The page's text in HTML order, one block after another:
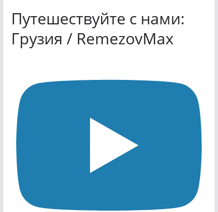
Путешествуйте с нами:
Грузия / RemezovMax